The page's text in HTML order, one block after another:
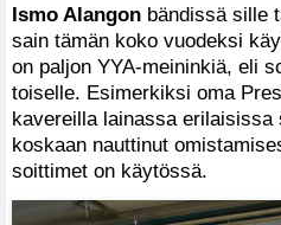
Ismo Alangon bändissä sille
sain tämän koko vuodeksi
on paljon YYA-meininkiä, eli
toiselle. Esimerkiksi oma
kavereilla lainassa
koskaan nauttinut
soittimet on käytössä.